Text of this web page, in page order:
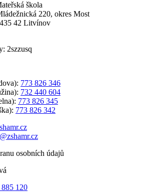
škola
220, okres Most
42 Litvínov
2szzusq
773 826 346
732 440 604
773 826 345
773 826 342
osobních údajů
120